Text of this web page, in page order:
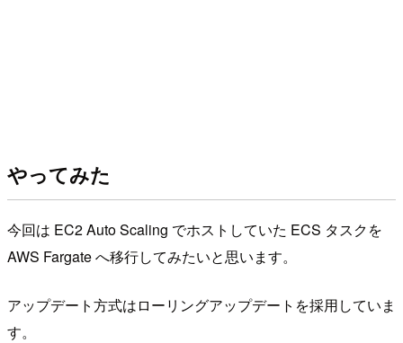
やってみた
今回は EC2 Auto Scaling でホストしていた ECS タスクを
AWS Fargate へ移行してみたいと思います。
アップデート方式はローリングアップデートを採用していま
す。